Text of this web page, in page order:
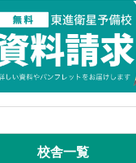
校舎一覧